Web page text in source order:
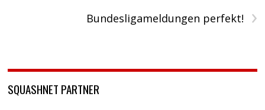
›
Bundesligameldungen perfekt!
SQUASHNET PARTNER